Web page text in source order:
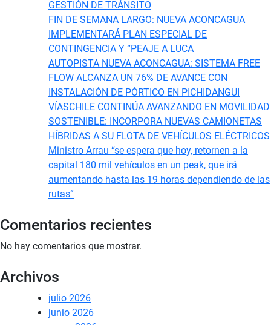
GESTIÓN DE TRÁNSITO
FIN DE SEMANA LARGO: NUEVA ACONCAGUA
IMPLEMENTARÁ PLAN ESPECIAL DE
CONTINGENCIA Y “PEAJE A LUCA
AUTOPISTA NUEVA ACONCAGUA: SISTEMA FREE
FLOW ALCANZA UN 76% DE AVANCE CON
INSTALACIÓN DE PÓRTICO EN PICHIDANGUI
VÍASCHILE CONTINÚA AVANZANDO EN MOVILIDAD
SOSTENIBLE: INCORPORA NUEVAS CAMIONETAS
HÍBRIDAS A SU FLOTA DE VEHÍCULOS ELÉCTRICOS
Ministro Arrau “se espera que hoy, retornen a la
capital 180 mil vehículos en un peak, que irá
aumentando hasta las 19 horas dependiendo de las
rutas”
Comentarios recientes
No hay comentarios que mostrar.
Archivos
julio 2026
junio 2026